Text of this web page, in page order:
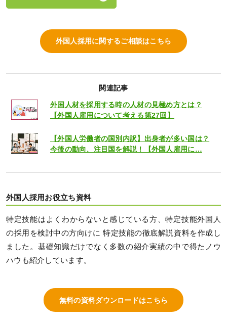
外国人採用に関するご相談はこちら
関連記事
外国人材を採用する時の人材の見極め方とは？
【外国人雇用について考える第27回】
【外国人労働者の国別内訳】出身者が多い国は？
今後の動向、注目国を解説！【外国人雇用に…
外国人採用お役立ち資料
特定技能はよくわからないと感じている方、特定技能外国人
の採用を検討中の方向けに 特定技能の徹底解説資料を作成し
ました。基礎知識だけでなく多数の紹介実績の中で得たノウ
ハウも紹介しています。
無料の資料ダウンロードはこちら